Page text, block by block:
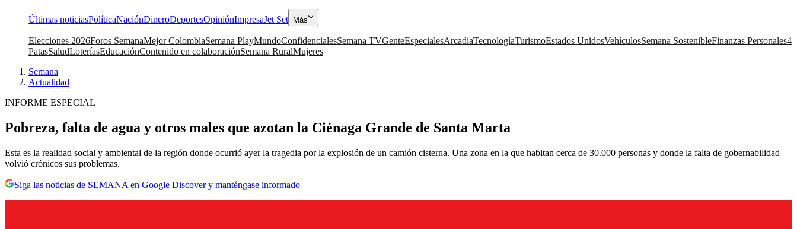
Últimas noticiasPolíticaNaciónDineroDeportesOpiniónImpresaJet Set Más
Elecciones 2026Foros SemanaMejor ColombiaSemana PlayMundoConfidencialesSemana TVGenteEspecialesArcadiaTecnologíaTurismoEstados UnidosVehículosSemana SostenibleFinanzas Personales4
PatasSaludLoteríasEducaciónContenido en colaboraciónSemana RuralMujeres
Semana|
Actualidad
INFORME ESPECIAL
Pobreza, falta de agua y otros males que azotan la Ciénaga Grande de Santa Marta
Esta es la realidad social y ambiental de la región donde ocurrió ayer la tragedia por la explosión de un camión cisterna. Una zona en la que habitan cerca de 30.000 personas y donde la falta de gobernabilidad
volvió crónicos sus problemas.
Siga las noticias de SEMANA en Google Discover y manténgase informado